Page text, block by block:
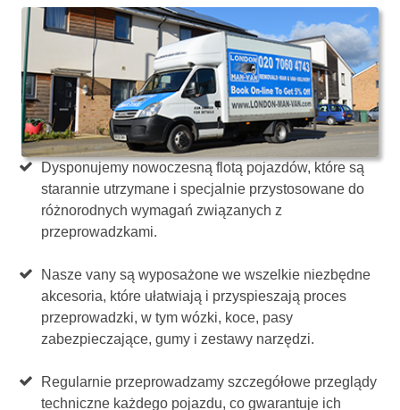
Dysponujemy nowoczesną flotą pojazdów, które są
starannie utrzymane i specjalnie przystosowane do
różnorodnych wymagań związanych z
przeprowadzkami.
Nasze vany są wyposażone we wszelkie niezbędne
akcesoria, które ułatwiają i przyspieszają proces
przeprowadzki, w tym wózki, koce, pasy
zabezpieczające, gumy i zestawy narzędzi.
Regularnie przeprowadzamy szczegółowe przeglądy
techniczne każdego pojazdu, co gwarantuje ich